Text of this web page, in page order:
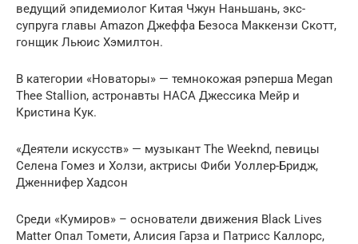
ведущий эпидемиолог Китая Чжун Наньшань, экс-
супруга главы Amazon Джеффа Безоса Маккензи Скотт,
гонщик Льюис Хэмилтон.
В категории «Новаторы» — темнокожая рэперша Megan
Thee Stallion, астронавты НАСА Джессика Мейр и
Кристина Кук.
«Деятели искусств» — музыкант The Weeknd, певицы
Селена Гомез и Холзи, актрисы Фиби Уоллер-Бридж,
Дженнифер Хадсон
Среди «Кумиров» – основатели движения Black Lives
Matter Опал Томети, Алисия Гарза и Патрисс Каллорс,